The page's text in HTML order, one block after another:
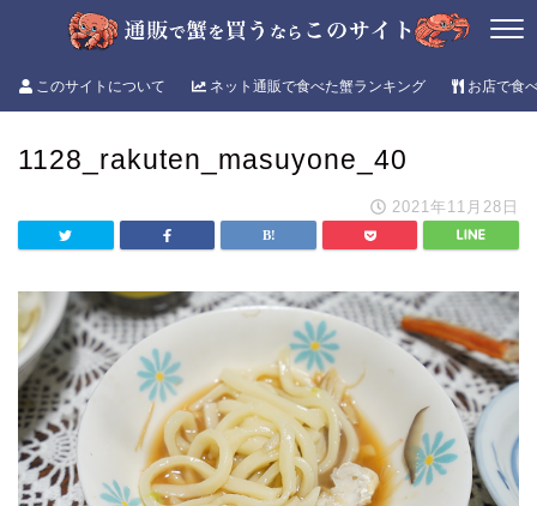
このサイトについて ネット通販で食べた蟹ランキング お店で食
1128_rakuten_masuyone_40
2021年11月28日